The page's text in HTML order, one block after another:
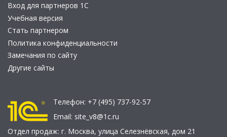
Вход для партнеров 1С
Учебная версия
Стать партнером
Политика конфиденциальности
Замечания по сайту
Другие сайты
Телефон: +7 (495) 737-92-57
Email: site_v8@1c.ru
Отдел продаж: г. Москва, улица Селезнёвская, дом 21